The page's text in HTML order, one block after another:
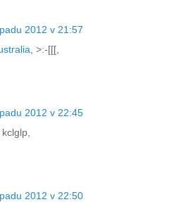
2012 v 21:57
, >:-[[[,
2012 v 22:45
2012 v 22:50